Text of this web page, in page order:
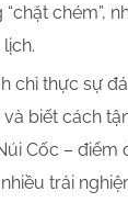
chém”,
chỉ thực sự
biết cách
Cốc – điểm
trải